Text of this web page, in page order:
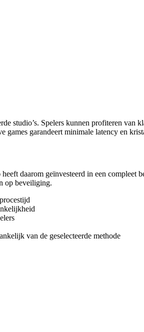
studio’s. Spelers kunnen profiteren van
garandeert minimale latency en
daarom geïnvesteerd in een
op beveiliging.
van de geselecteerde methode